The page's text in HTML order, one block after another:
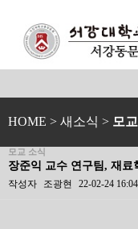
HOME > 새소식 > 모
모교 소식
장준익 교수 연구팀, 재료
작성자 조광현 22-02-24 16:04